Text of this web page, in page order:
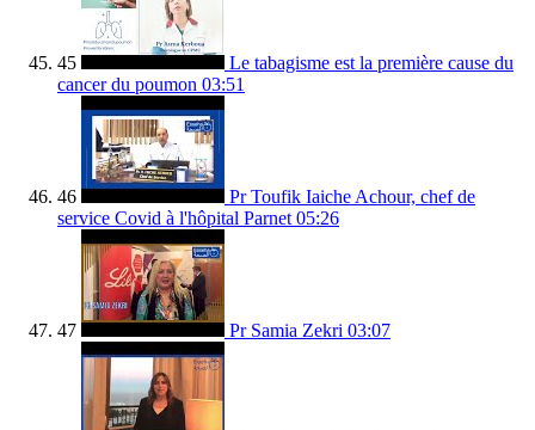
45
Le tabagisme est la première cause du
cancer du poumon 03:51
46
Pr Toufik Iaiche Achour, chef de
service Covid à l'hôpital Parnet 05:26
47 Pr Samia Zekri 03:07